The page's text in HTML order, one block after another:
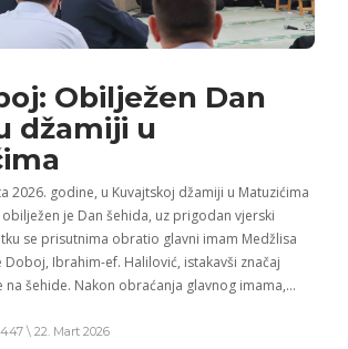
Obilježen Dan
džamiji u
2026. godine, u Kuvajtskoj džamiji u Matuzićima
je Dan šehida, uz prigodan vjerski
se prisutnima obratio glavni imam Medžlisa
Doboj, Ibrahim-ef. Halilović, istakavši značaj
na šehide. Nakon obraćanja glavnog imama,…
\ 22. Mart 2026